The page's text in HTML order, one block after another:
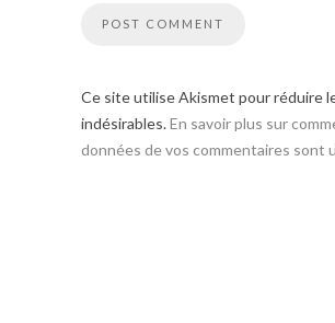
Ce site utilise Akismet pour réduire
indésirables.En savoir plus sur
données de vos commentaires sont